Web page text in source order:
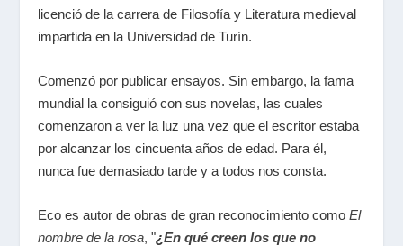
licenció de la carrera de Filosofía y Literatura medieval
impartida en la Universidad de Turín.
Comenzó por publicar ensayos. Sin embargo, la fama
mundial la consiguió con sus novelas, las cuales
comenzaron a ver la luz una vez que el escritor estaba
por alcanzar los cincuenta años de edad. Para él,
nunca fue demasiado tarde y a todos nos consta.
Eco es autor de obras de gran reconocimiento comoEl
nombre de la rosa, "¿En qué creen los que no